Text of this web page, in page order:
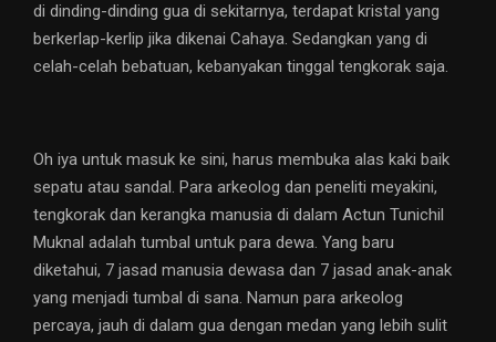
di dinding-dinding gua di sekitarnya, terdapat kristal yang
berkerlap-kerlip jika dikenai Cahaya. Sedangkan yang di
celah-celah bebatuan, kebanyakan tinggal tengkorak saja.
Oh iya untuk masuk ke sini, harus membuka alas kaki baik
sepatu atau sandal. Para arkeolog dan peneliti meyakini,
tengkorak dan kerangka manusia di dalam Actun Tunichil
Muknal adalah tumbal untuk para dewa. Yang baru
diketahui, 7 jasad manusia dewasa dan 7 jasad anak-anak
yang menjadi tumbal di sana. Namun para arkeolog
percaya, jauh di dalam gua dengan medan yang lebih sulit